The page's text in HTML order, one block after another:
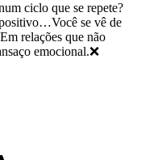
ciclo que se repete?
se vê de
relações que não
emocional.❌